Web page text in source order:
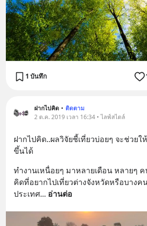
1 บันทึก
ฝากไปคิด • ติดตาม
2 ต.ค. 2019 เวลา 16:34 • ไลฟ์สไตล์
ฝากไปคิด..ผลวิจัยชี้เที่ยวบ่อยๆ จะช่วย
ขึ้นได้
ทำงานเหนื่อยๆ มาหลายเดือน หลายๆ
คิดที่อยากไปเที่ยวต่างจังหวัดหรือบางค
ประเทศ... อ่านต่อ